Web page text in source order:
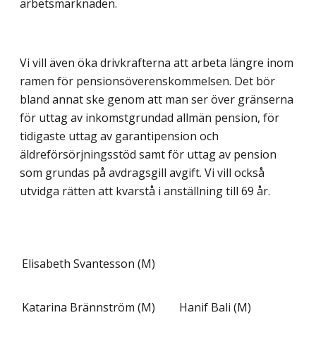
arbetsmarknaden.
Vi vill även öka drivkrafterna att arbeta längre inom
ramen för pensionsöverenskommelsen. Det bör
bland annat ske genom att man ser över gränserna
för uttag av inkomstgrundad allmän pension, för
tidigaste uttag av garantipension och
äldreförsörjningsstöd samt för uttag av pension
som grundas på avdragsgill avgift. Vi vill också
utvidga rätten att kvarstå i anställning till 69 år.
Elisabeth Svantesson (M)
Katarina Brännström (M) Hanif Bali (M)